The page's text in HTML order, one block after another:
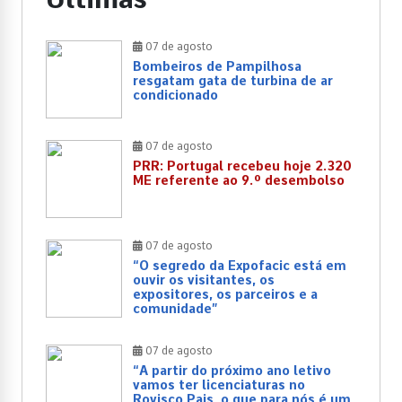
07 de agosto
Bombeiros de Pampilhosa
resgatam gata de turbina de ar
condicionado
07 de agosto
PRR: Portugal recebeu hoje 2.320
ME referente ao 9.º desembolso
07 de agosto
“O segredo da Expofacic está em
ouvir os visitantes, os
expositores, os parceiros e a
comunidade”
07 de agosto
“A partir do próximo ano letivo
vamos ter licenciaturas no
Rovisco Pais, o que para nós é um